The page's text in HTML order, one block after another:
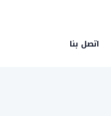
اتصل بنا